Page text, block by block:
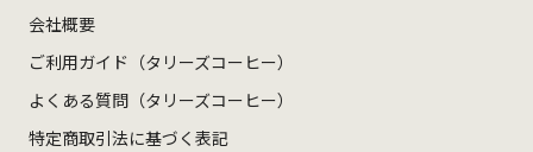
会社概要
ご利用ガイド（タリーズコーヒー）
よくある質問（タリーズコーヒー）
特定商取引法に基づく表記